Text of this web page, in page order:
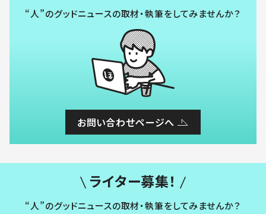
“人”のグッドニュースの取材・執筆をしてみませんか？
お問い合わせページへ
ライター募集！
“人”のグッドニュースの取材・執筆をしてみませんか？